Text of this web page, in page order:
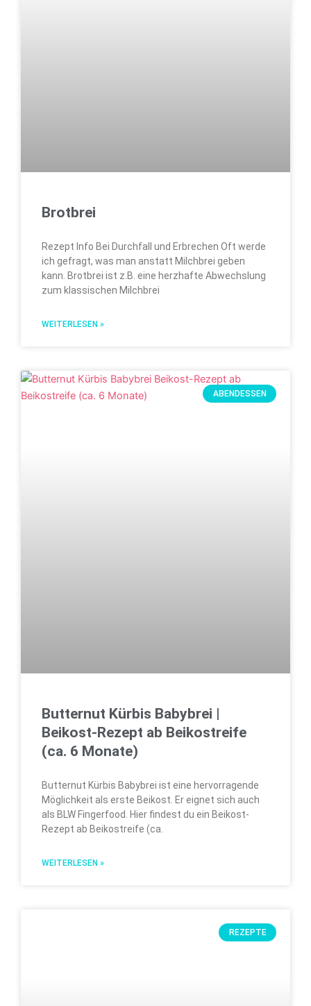
Brotbrei
Rezept Info Bei Durchfall und Erbrechen Oft werde
ich gefragt, was man anstatt Milchbrei geben
kann. Brotbrei ist z.B. eine herzhafte Abwechslung
zum klassischen Milchbrei
WEITERLESEN »
ABENDESSEN
Butternut Kürbis Babybrei |
Beikost-Rezept ab Beikostreife
(ca. 6 Monate)
Butternut Kürbis Babybrei ist eine hervorragende
Möglichkeit als erste Beikost. Er eignet sich auch
als BLW Fingerfood. Hier findest du ein Beikost-
Rezept ab Beikostreife (ca.
WEITERLESEN »
REZEPTE